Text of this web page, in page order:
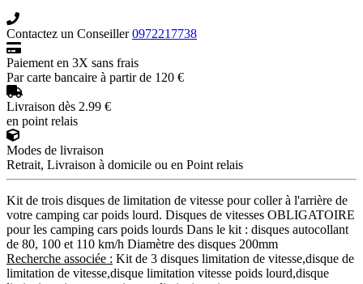
Contactez un Conseiller0972217738
Paiement en 3X sans frais
Par carte bancaire à partir de 120 €
Livraison dès 2.99 €
en point relais
Modes de livraison
Retrait, Livraison à domicile ou en Point relais
Kit de trois disques de limitation de vitesse pour coller à l'arrière de
votre camping car poids lourd. Disques de vitesses OBLIGATOIRE
pour les camping cars poids lourds Dans le kit : disques autocollant
de 80, 100 et 110 km/h Diamètre des disques 200mm
Recherche associée : Kit de 3 disques limitation de vitesse,disque de
limitation de vitesse,disque limitation vitesse poids lourd,disque